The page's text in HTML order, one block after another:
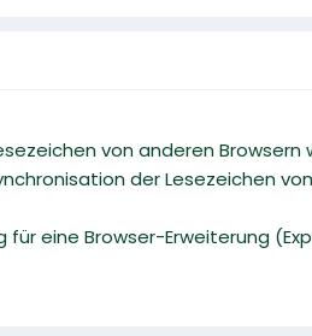
von anderen
der Lesezeichen
für eine Browser-Erweiterung